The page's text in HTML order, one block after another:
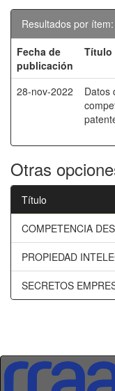
Resultados por ítem:
Fecha de
publicación
Título
28-nov-2022
Datos
Otras
Título
COMPETENCIA
PROPIEDAD
SECRETOS